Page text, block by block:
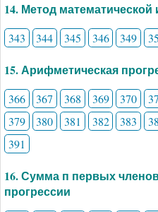
14. Метод математической
343 344 345 346 349
15. Арифметическая
366 367 368 369 370
379
380 381 382 383
391
16. Сумма п первых
прогрессии